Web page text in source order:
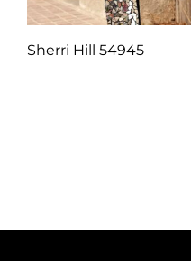
Sherri Hill 54945